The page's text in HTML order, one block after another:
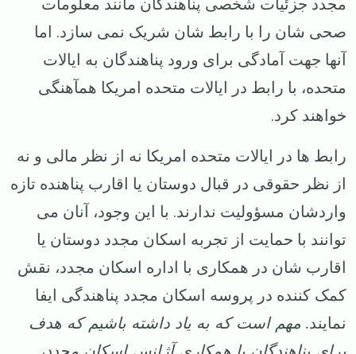
مجدد جزئیات شخصی پناهندگان مانند معلومات
صحی شان را با رابط شان شریک نمی سازد. اما
آنها جهت آمادگی برای ورود پناهندگان به ایالات
متحده، با رابط در ایالات متحده امریکا همآهنگی
خواهند کرد.
رابط ها در ایالات متحده امریکا نه از نظر مالی و نه
از نظر حقوقی در قبال دوستان یا اقارب پناهنده تازه
واردشان مسؤولیت ندارند. با این وجود، آنان می
توانند با حمایت از تجربه اسکان مجدد دوستان یا
اقارب شان در همکاری با اداره اسکان مجدد، نقش
کمک کننده در پروسه اسکان مجدد پناهندگی ایفا
نمایند. مهم است که به یاد داشته باشیم که هدف